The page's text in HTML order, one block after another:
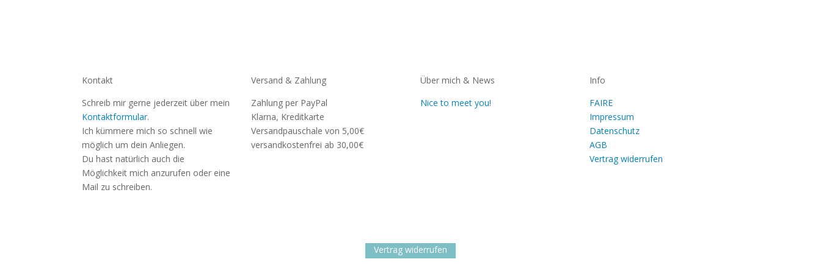
Kontakt
Schreib mir gerne jederzeit über mein
Kontaktformular.
Ich kümmere mich so schnell wie
möglich um dein Anliegen.
Du hast natürlich auch die
Möglichkeit mich anzurufen oder eine
Mail zu schreiben.
Versand & Zahlung
Zahlung per PayPal
Klarna, Kreditkarte
Versandpauschale von 5,00€
versandkostenfrei ab 30,00€
Über mich & News
Nice to meet you!
Info
FAIRE
Impressum
Datenschutz
AGB
Vertrag widerrufen
Vertrag widerrufen